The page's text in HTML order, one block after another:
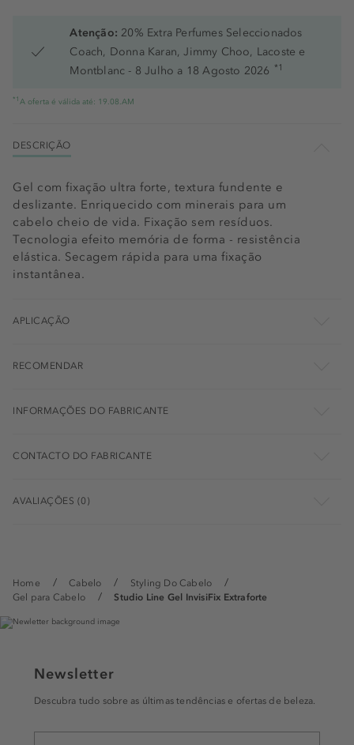
Home Cabelo
Styling Do Cabelo
Gel para Cabelo
Studio Line Gel InvisiFix Extraforte
Atenção: 20% Extra Perfumes Seleccionados
Coach, Donna Karan, Jimmy Choo, Lacoste e
Montblanc - 8 Julho a 18 Agosto 2026 *1
*1 A oferta é válida até: 19.08.AM
DESCRIÇÃO
Gel com fixação ultra forte, textura fundente e
deslizante. Enriquecido com minerais para um
cabelo cheio de vida. Fixação sem resíduos.
Tecnologia efeito memória de forma - resistência
elástica. Secagem rápida para uma fixação
instantânea.
APLICAÇÃO
RECOMENDAR
INFORMAÇÕES DO FABRICANTE
CONTACTO DO FABRICANTE
AVALIAÇÕES (0)
Newsletter
Descubra tudo sobre as últimas tendências e ofertas de beleza.